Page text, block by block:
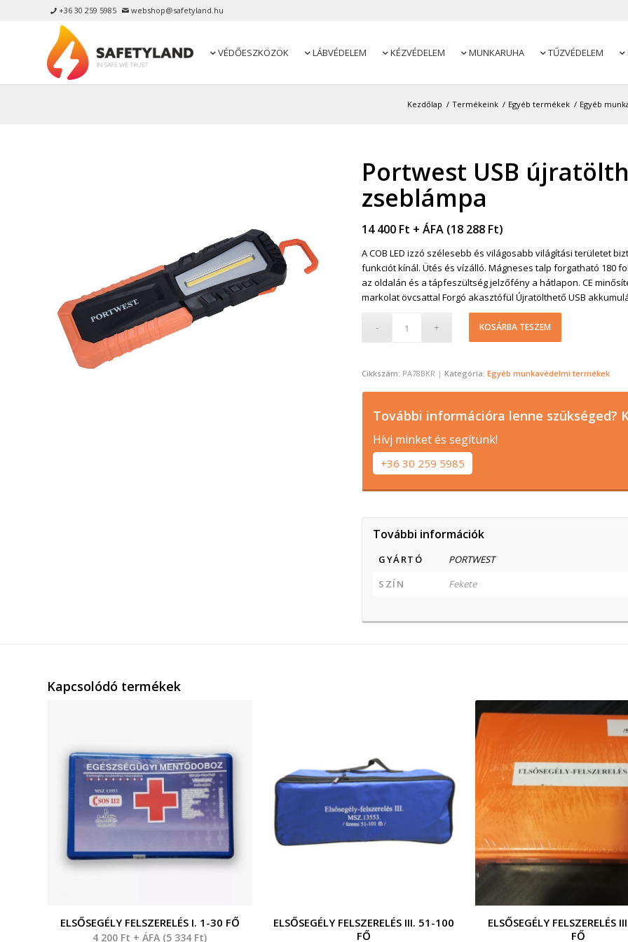
 +36 30 259 5985  webshop@safetyland.hu
 VÉDŐESZKÖZÖK  LÁBVÉDELEM  KÉZVÉDELEM  MUNKARUHA  TŰZVÉDELEM 
Kezdőlap / Termékeink / Egyéb termékek / Egyéb
Portwest USB
zseblámpa
14 400 Ft + ÁFA (18 288 Ft)
A COB LED izzó szélesebb és világosabb világítási területet
funkciót kínál. Ütés és vízálló. Mágneses talp forgatható 180
az oldalán és a tápfeszültség jelzőfény a hátlapon. CE
markolat övcsattal Forgó akasztófül Újratölthető USB
KOSÁRBA TESZEM
Cikkszám: PA78BKR Kategória:Egyéb munkavédelmi termékek
További információra lenne szükséged?
Hívj minket és segítünk!
+36 30 259 5985
További információk
GYÁRTÓ
PORTWEST
SZÍN
Fekete
Kapcsolódó termékek
ELSŐSEGÉLY FELSZERELÉS I. 1-30 FŐ
4 200 Ft + ÁFA (5 334 Ft)
ELSŐSEGÉLY FELSZERELÉS III. 51-100
FŐ
ELSŐSEGÉLY FELSZERELÉS
FŐ